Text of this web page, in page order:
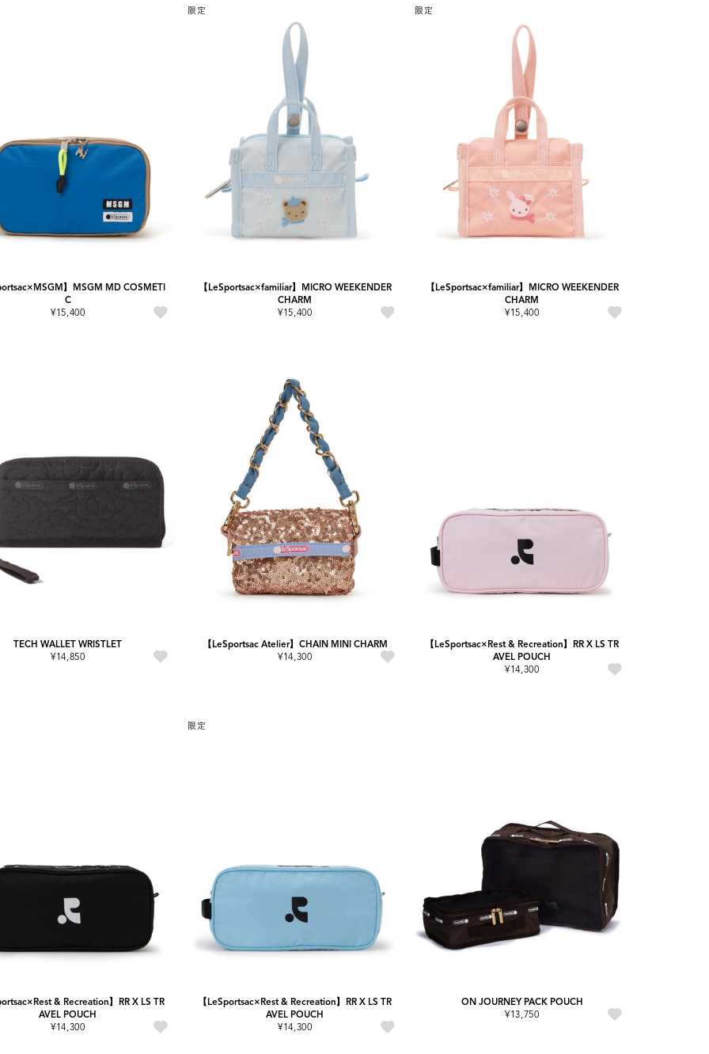
】MSGM MD COSMETI
C
¥15,400
限定
【LeSportsac×familiar】MICRO WEEKENDER
CHARM
¥15,400
限定
【LeSportsac×familiar】MICRO WEEKENDER
CHARM
¥15,400
TECH WALLET WRISTLET
¥14,850
【LeSportsac Atelier】CHAIN MINI CHARM
¥14,300
【LeSportsac×Rest & Recreation】RR X LS TR
AVEL POUCH
¥14,300
& Recreation】RR X LS TR
AVEL POUCH
¥14,300
限定
【LeSportsac×Rest & Recreation】RR X LS TR
AVEL POUCH
¥14,300
ON JOURNEY PACK POUCH
¥13,750